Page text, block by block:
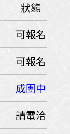
狀態
可報名
可報名
成團中
請電洽